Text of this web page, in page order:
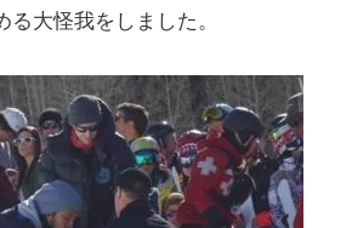
大怪我をしました。